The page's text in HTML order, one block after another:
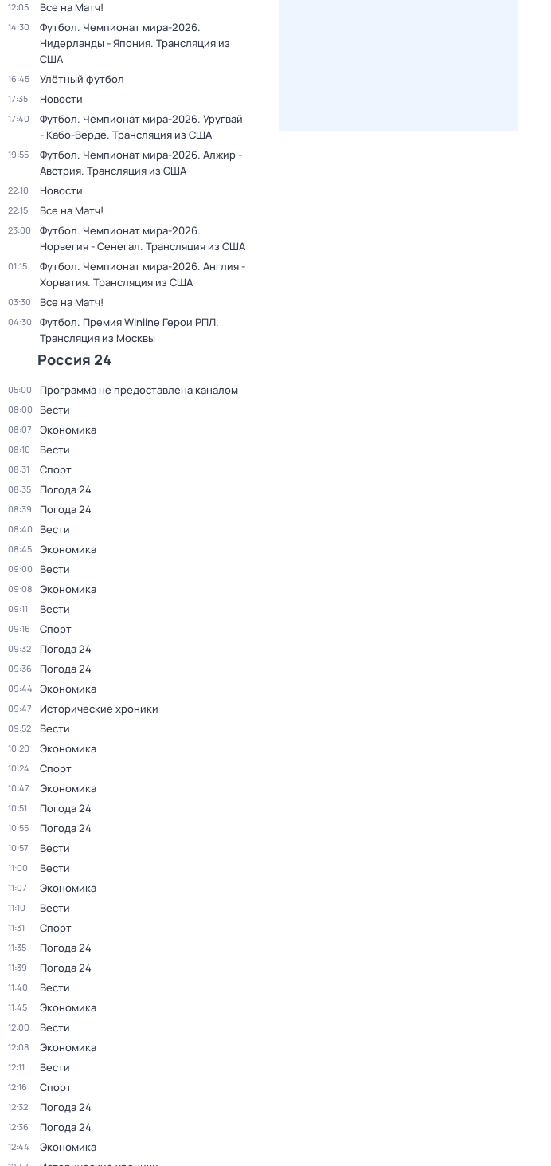
12:05 Все на Матч!
14:30
Футбол. Чемпионат мира-2026.
Нидерланды - Япония. Трансляция из
США
16:45 Улётный футбол
17:35 Новости
17:40
Футбол. Чемпионат мира-2026. Уругвай
- Кабо-Верде. Трансляция из США
19:55
Футбол. Чемпионат мира-2026. Алжир -
Австрия. Трансляция из США
22:10 Новости
22:15 Все на Матч!
23:00
Футбол. Чемпионат мира-2026.
Норвегия - Сенегал. Трансляция из США
01:15
Футбол. Чемпионат мира-2026. Англия -
Хорватия. Трансляция из США
03:30 Все на Матч!
04:30
Футбол. Премия Winline Герои РПЛ.
Трансляция из Москвы
Россия 24
05:00 Программа не предоставлена каналом
08:00 Вести
08:07 Экономика
08:10 Вести
08:31 Спорт
08:35 Погода 24
08:39 Погода 24
08:40 Вести
08:45 Экономика
09:00 Вести
09:08 Экономика
09:11 Вести
09:16 Спорт
09:32 Погода 24
09:36 Погода 24
09:44 Экономика
09:47 Исторические хроники
09:52 Вести
10:20 Экономика
10:24 Спорт
10:47 Экономика
10:51 Погода 24
10:55 Погода 24
10:57 Вести
11:00 Вести
11:07 Экономика
11:10 Вести
11:31 Спорт
11:35 Погода 24
11:39 Погода 24
11:40 Вести
11:45 Экономика
12:00 Вести
12:08 Экономика
12:11 Вести
12:16 Спорт
12:32 Погода 24
12:36 Погода 24
12:44 Экономика